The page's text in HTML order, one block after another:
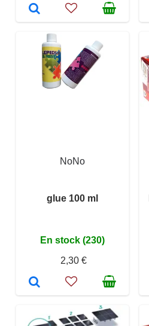
NoNo
glue 100 ml
En stock (230)
2,30 €